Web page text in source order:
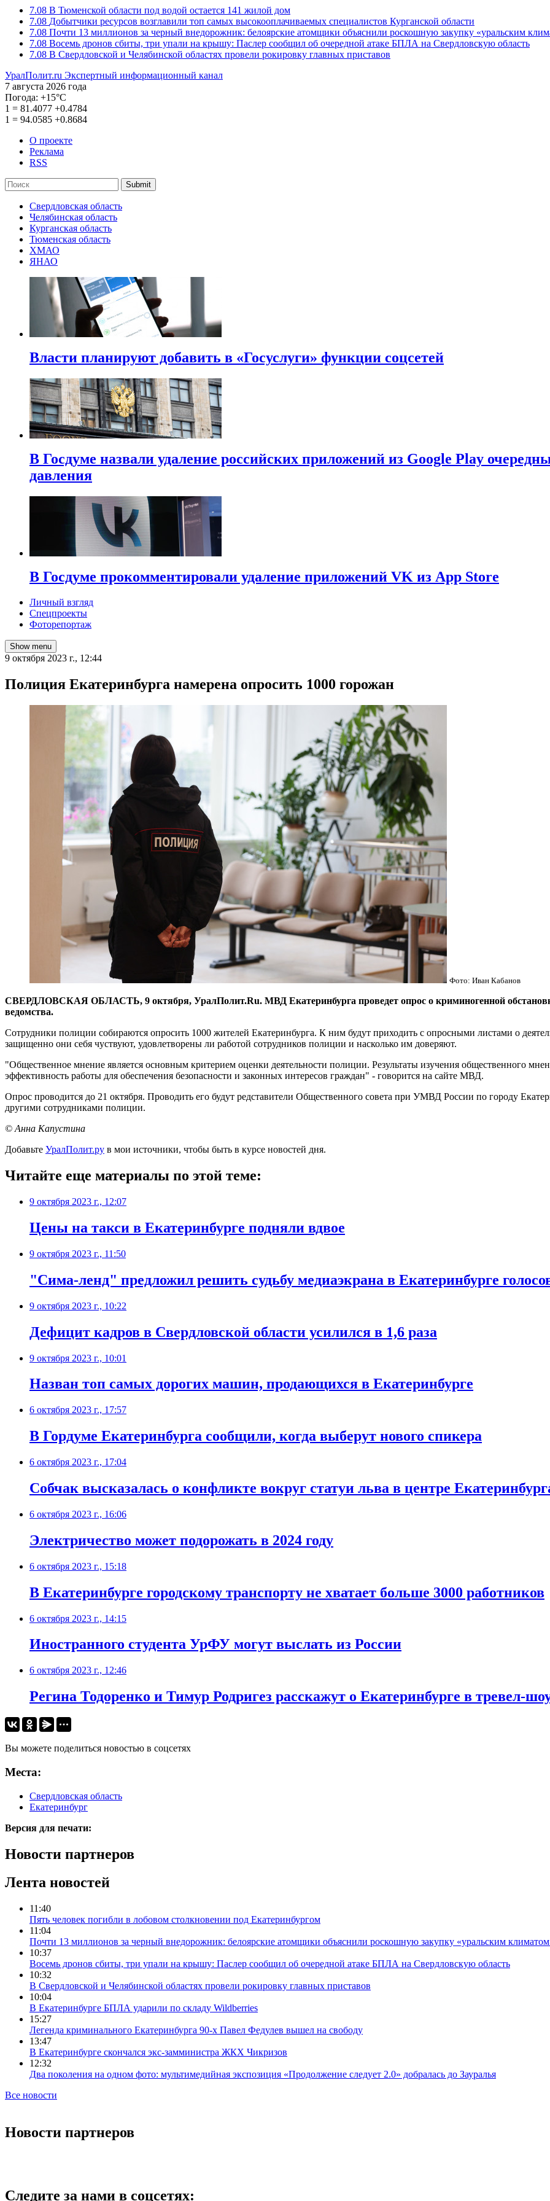
7.08 В Тюменской области под водой остается 141 жилой дом
7.08 Добытчики ресурсов возглавили топ самых высокооплачиваемых специалистов Курганской области
7.08 Почти 13 миллионов за черный внедорожник: белоярские атомщики объяснили роскошную закупку «уральским
7.08 Восемь дронов сбиты, три упали на крышу: Паслер сообщил об очередной атаке БПЛА на Свердловскую область
7.08 В Свердловской и Челябинской областях провели рокировку главных приставов
УралПолит.ru Экспертный информационный канал
7 августа 2026 года
Погода: +15°С
1 = 81.4077 +0.4784
1 = 94.0585 +0.8684
О проекте
Реклама
RSS
Submit
Свердловская область
Челябинская область
Курганская область
Тюменская область
ХМАО
ЯНАО
Власти планируют добавить в «Госуслуги» функции соцсетей
В Госдуме назвали удаление российских приложений из Google Play
давления
В Госдуме прокомментировали удаление приложений VK из App Store
Личный взгляд
Спецпроекты
Фоторепортаж
Show menu
9 октября 2023 г., 12:44
Полиция Екатеринбурга намерена опросить 1000 горожан
Фото: Иван Кабанов
СВЕРДЛОВСКАЯ ОБЛАСТЬ, 9 октября, УралПолит.Ru. МВД Екатеринбурга проведет опрос о криминогенной
ведомства.
Сотрудники полиции собираются опросить 1000 жителей Екатеринбурга. К ним будут приходить с опросными листами о
защищенно они себя чуствуют, удовлетворены ли работой сотрудников полиции и насколько им доверяют.
"Общественное мнение является основным критерием оценки деятельности полиции. Результаты изучения общественного
эффективность работы для обеспечения безопасности и законных интересов граждан" - говорится на сайте МВД.
Опрос проводится до 21 октября. Проводить его будут редставители Общественного совета при УМВД России по городу
другими сотрудниками полиции.
© Анна Капустина
Добавьте УралПолит.ру в мои источники, чтобы быть в курсе новостей дня.
Читайте еще материалы по этой теме:
9 октября 2023 г., 12:07
Цены на такси в Екатеринбурге подняли вдвое
9 октября 2023 г., 11:50
"Сима-ленд" предложил решить судьбу медиаэкрана в Екатеринбурге
9 октября 2023 г., 10:22
Дефицит кадров в Свердловской области усилился в 1,6 раза
9 октября 2023 г., 10:01
Назван топ самых дорогих машин, продающихся в Екатеринбурге
6 октября 2023 г., 17:57
В Гордуме Екатеринбурга сообщили, когда выберут нового спикера
6 октября 2023 г., 17:04
Собчак высказалась о конфликте вокруг статуи льва в центре
6 октября 2023 г., 16:06
Электричество может подорожать в 2024 году
6 октября 2023 г., 15:18
В Екатеринбурге городскому транспорту не хватает больше 3000 работников
6 октября 2023 г., 14:15
Иностранного студента УрФУ могут выслать из России
6 октября 2023 г., 12:46
Регина Тодоренко и Тимур Родригез расскажут о Екатеринбурге в тревел-
Вы можете поделиться новостью в соцсетях
Места:
Свердловская область
Екатеринбург
Версия для печати:
Новости партнеров
Лента новостей
11:40
Пять человек погибли в лобовом столкновении под Екатеринбургом
11:04
Почти 13 миллионов за черный внедорожник: белоярские атомщики объяснили роскошную закупку «уральским
10:37
Восемь дронов сбиты, три упали на крышу: Паслер сообщил об очередной атаке БПЛА на Свердловскую область
10:32
В Свердловской и Челябинской областях провели рокировку главных приставов
10:04
В Екатеринбурге БПЛА ударили по складу Wildberries
15:27
Легенда криминального Екатеринбурга 90-х Павел Федулев вышел на свободу
13:47
В Екатеринбурге скончался экс-замминистра ЖКХ Чикризов
12:32
Два поколения на одном фото: мультимедийная экспозиция «Продолжение следует 2.0» добралась до Зауралья
Все новости
Новости партнеров
Следите за нами в соцсетях: